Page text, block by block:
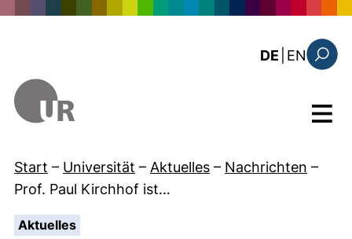
DE EN: the
Menü
Start – Universität – Aktuelles – Nachrichten –
Prof. Paul Kirchhof ist…
Aktuelles: